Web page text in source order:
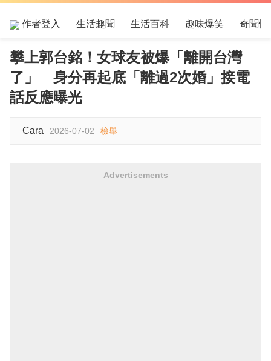
作者登入 生活趣聞 生活百科 趣味爆笑 奇聞怪
攀上郭台銘！女球友被爆「離開台灣
了」 身分再起底「離過2次婚」接電
話反應曝光
Cara 2026-07-02 檢舉
Advertisements